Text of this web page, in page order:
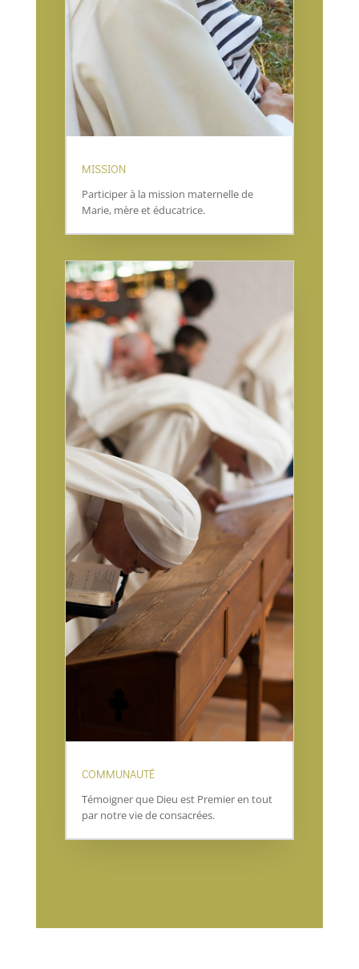
MISSION
Participer à la mission maternelle de
Marie, mère et éducatrice.
COMMUNAUTÉ
Témoigner que Dieu est Premier en tout
par notre vie de consacrées.